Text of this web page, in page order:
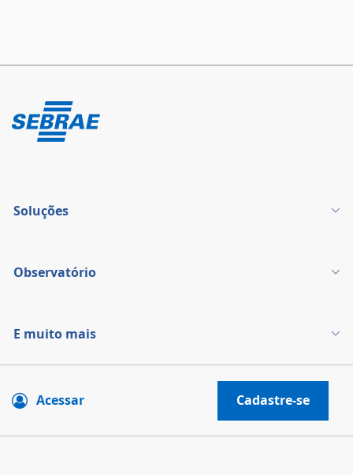
Soluções
Observatório
E muito mais
Acessar Cadastre-se